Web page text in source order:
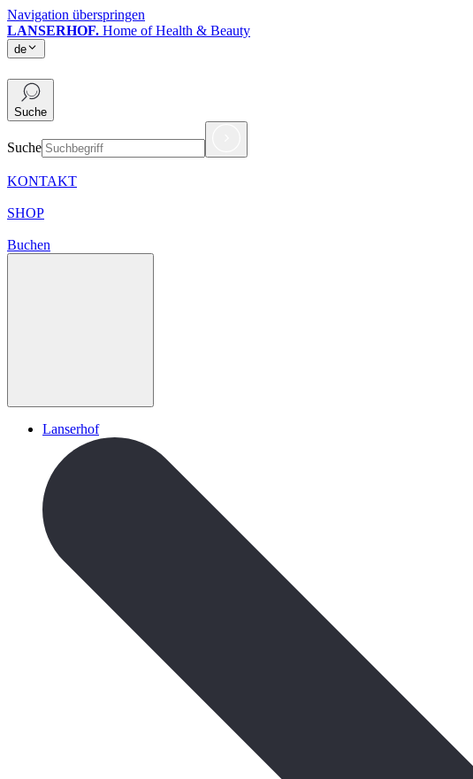
Navigation überspringen
LANSERHOF. Home of Health & Beauty
de
Suche
Suche
KONTAKT
SHOP
Buchen
Lanserhof